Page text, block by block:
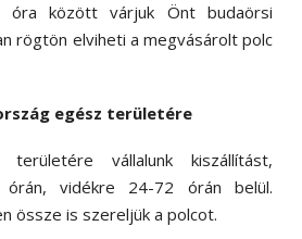
között várjuk Önt budaörsi
rögtön elviheti a megvásárolt polc
egész területére
vállalunk kiszállítást,
órán, vidékre 24-72 órán belül.
össze is szereljük a polcot.